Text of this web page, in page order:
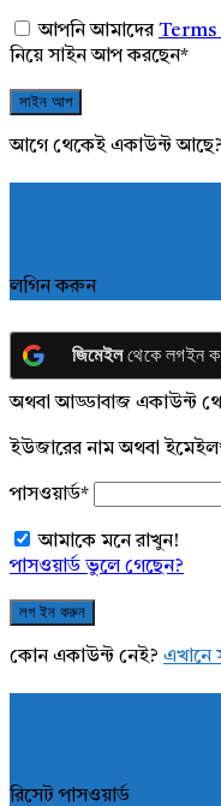
আপনি আমাদেরTerms
নিয়ে সাইন আপ করছেন*
আগে থেকেই একাউন্ট আছে?
লগিন করুন
জিমেইলথেকে লগইন
অথবা আড্ডাবাজ একাউন্ট
ইউজারের নাম অথবা ইমেইল
পাসওয়ার্ড*
আমাকে মনে রাখুন!
পাসওয়ার্ড ভুলে গেছেন?
কোন একাউন্ট নেই?
রিসেট পাসওয়ার্ড